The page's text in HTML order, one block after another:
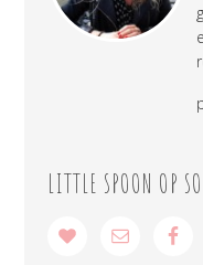
LITTLE SPOON OP